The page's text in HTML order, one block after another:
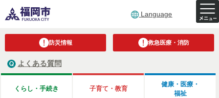
Language
防災情報 救急医療・消防
よくある質問
くらし・手続き 子育て・教育
健康・医療・
福祉